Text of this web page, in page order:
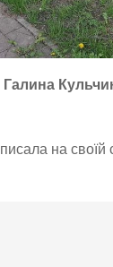
на своїй